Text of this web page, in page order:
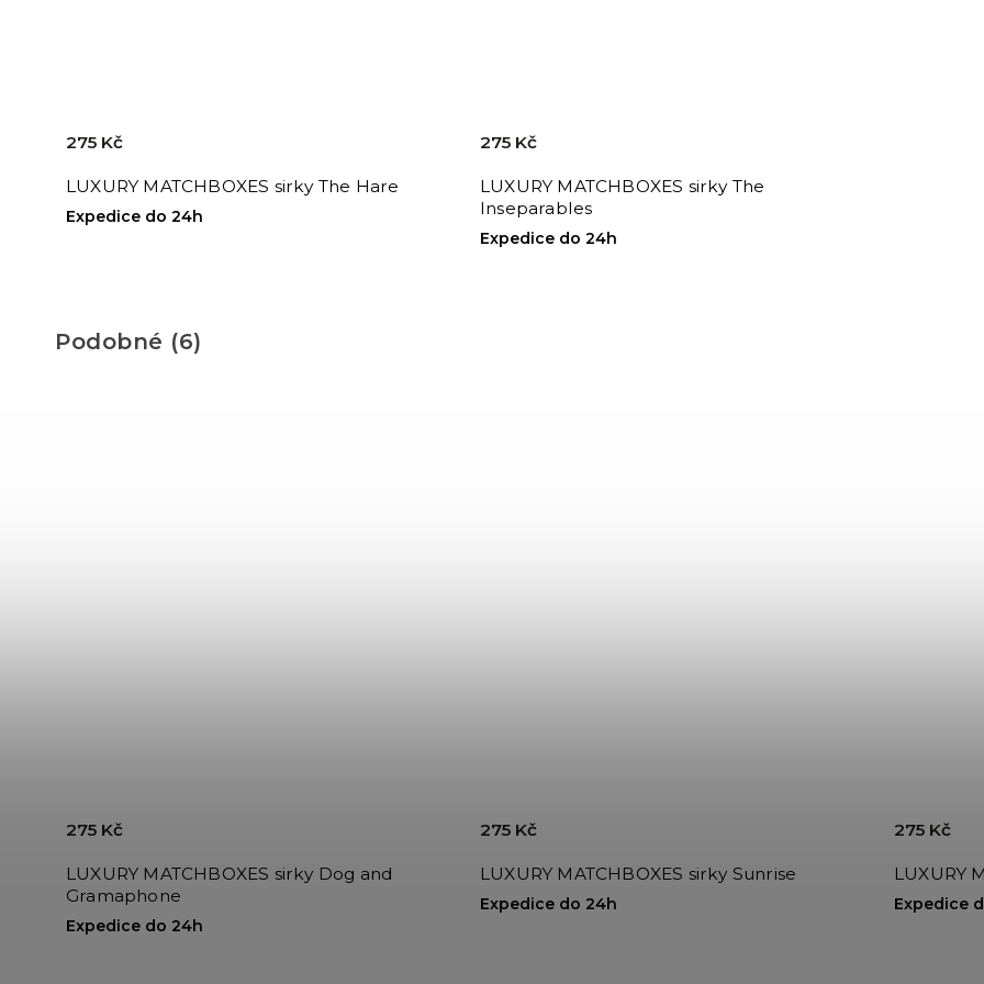
LUXURY MATCHBOXES sirky The Hare
Expedice do 24h
275 Kč
LUXURY MATCHBOXES sirky The
Inseparables
Expedice do 24h
275 Kč
Podobné (6)
LUXURY MATCHBOXES sirky Dog and
Gramaphone
Expedice do 24h
275 Kč
LUXURY MATCHBOXES sirky Sunrise
Expedice do 24h
275 Kč
LUXURY
Expedice
275 Kč